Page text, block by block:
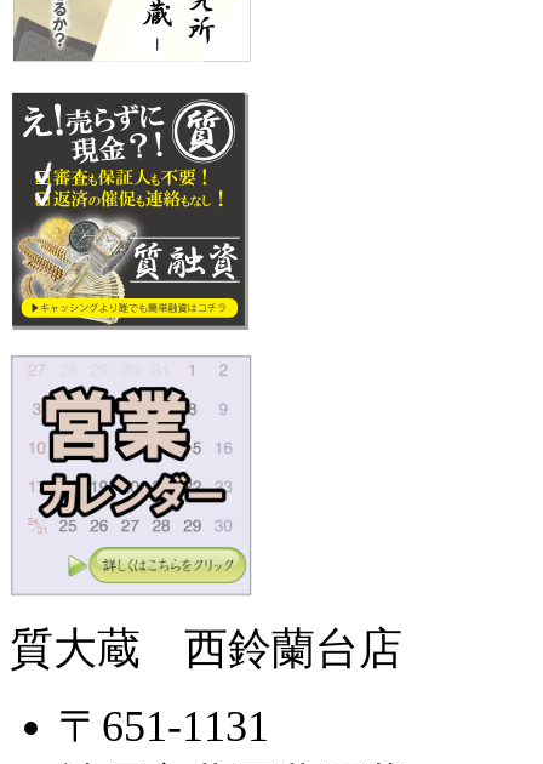
質大蔵 西鈴蘭台店
〒651-1131